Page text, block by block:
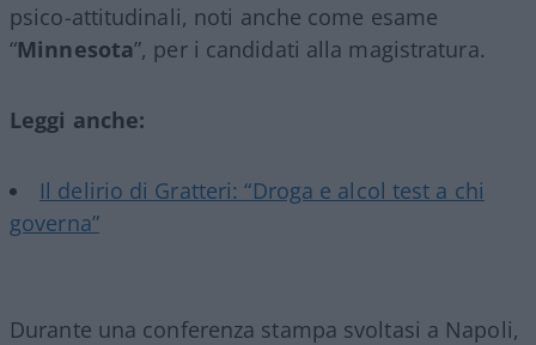
psico-attitudinali, noti anche come esame
“Minnesota”, per i candidati alla magistratura.
Leggi anche:
Il delirio di Gratteri: “Droga e alcol test a chi
governa”
Durante una conferenza stampa svoltasi a Napoli,